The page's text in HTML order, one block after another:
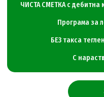
ЧИСТА СМЕТКА с дебитна
Програма за
БЕЗ такса
С